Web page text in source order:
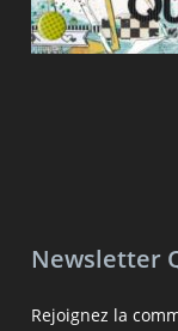
Newsletter
Rejoignez la